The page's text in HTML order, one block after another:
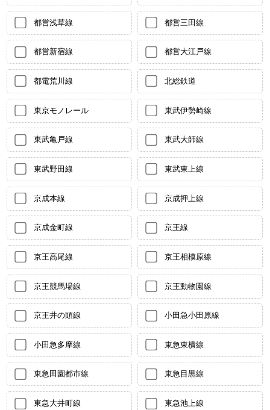
都営浅草線 都営三田線
都営新宿線 都営大江戸線
都電荒川線 北総鉄道
東京モノレール 東武伊勢崎線
東武亀戸線 東武大師線
東武野田線 東武東上線
京成本線 京成押上線
京成金町線 京王線
京王高尾線 京王相模原線
京王競馬場線 京王動物園線
京王井の頭線 小田急小田原線
小田急多摩線 東急東横線
東急田園都市線 東急目黒線
東急大井町線 東急池上線